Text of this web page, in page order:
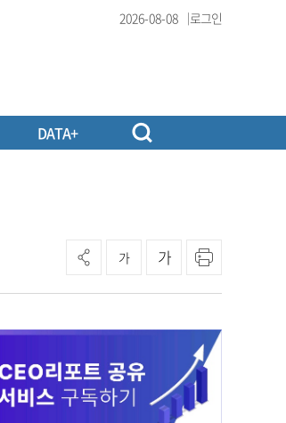
2026-08-08 로그인
DATA+
가 가